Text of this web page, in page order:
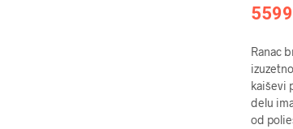
5599
Ranac
kaiševi
delu
od